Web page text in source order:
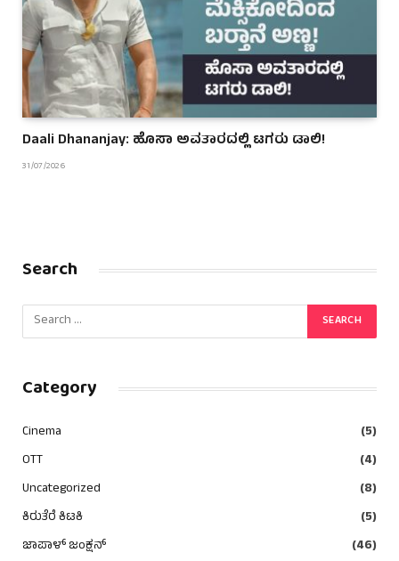
Daali Dhananjay: ಹೊಸಾ ಅವತಾರದಲ್ಲಿ ಟಗರು ಡಾಲಿ!
31/07/2026
Search
Category
Cinema
(5)
OTT
(4)
Uncategorized
(8)
ಕಿರುತೆರೆ ಕಿಟಕಿ
(5)
ಜಾಪಾಳ್ ಜಂಕ್ಷನ್
(46)